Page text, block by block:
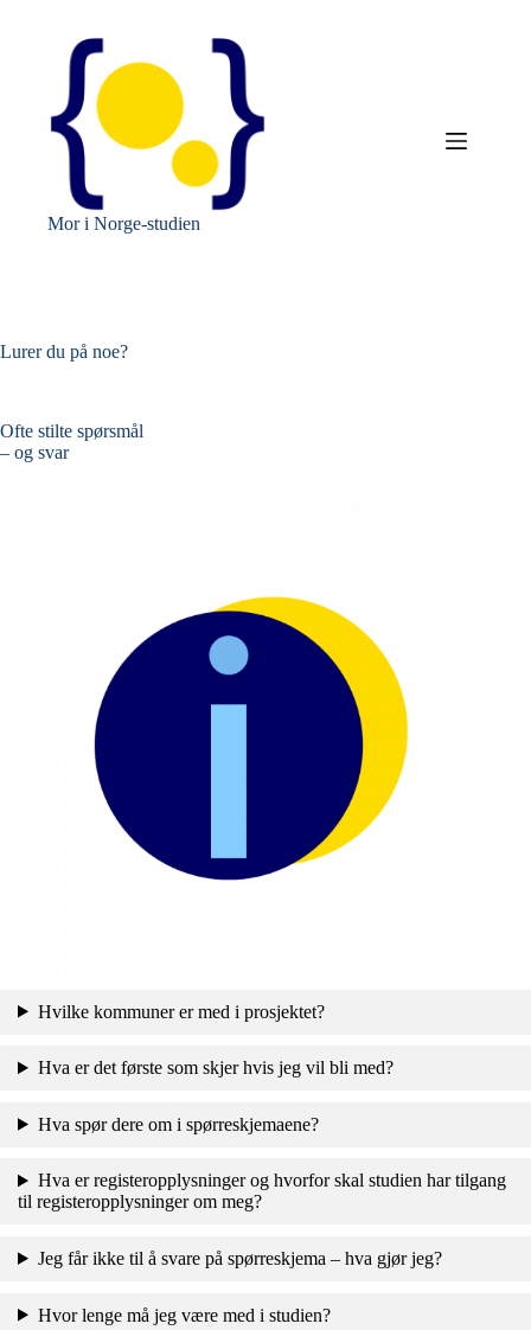
Mor i Norge-studien
Lurer du på noe?
Ofte stilte spørsmål
– og svar
Hvilke kommuner er med i prosjektet?
Hva er det første som skjer hvis jeg vil bli med?
Hva spør dere om i spørreskjemaene?
Hva er registeropplysninger og hvorfor skal studien har tilgang
til registeropplysninger om meg?
Jeg får ikke til å svare på spørreskjema – hva gjør jeg?
Hvor lenge må jeg være med i studien?